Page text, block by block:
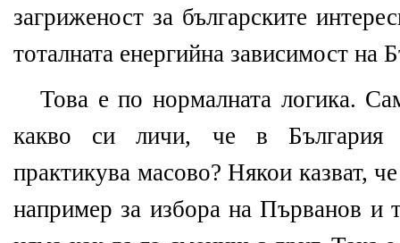
загриженост за българските
тоталната енергийна зависимост на
Това е по нормалната логика.
какво си личи, че в България
практикува масово? Някои казват,
например за избора на Първанов и